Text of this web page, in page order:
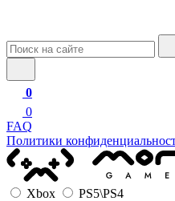
0
0
FAQ
Политики
Xbox PS5\PS4